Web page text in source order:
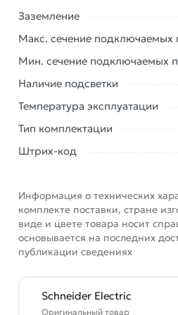
Наши профессиональные
заказ и свяжутся с Вами для
онлайн заказа рекомендуем
описанием, характеристиками
Данний товар от
соответствует всем
купленного товарa в течение
обязательно).
Заземление
Макс. сечение подключаемых
Мин. сечение подключаемых
Наличие подсветки
Температура эксплуатации
Тип комплектации
Штрих-код
Информация о технических
комплекте поставки, стране
виде и цвете товара носит
основывается на последних
публикации сведениях
Schneider Electric
Оригинальный товар